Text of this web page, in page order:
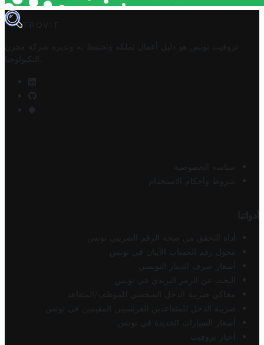
TROVIT
تروفيت تونس هو دليل أعمال تملكه وتحتفظ به وتديره
شركة مخزن
التكنولوجيا
سياسة الخصوصية
شروط وأحكام الاستخدام
أدواتنا
أداة التحقق من صحة الرقم الضريبي تونس
محول رقم الحساب الآيبان في تونس
أسعار صرف الدينار التونسي
البحث عن الرمز البريدي في تونس
محاكي ضريبة الدخل الشخصي للموظف/المتقاعد
ضريبة الدخل للمتقاعدين الفرنسيين المقيمين في تونس
أسعار السيارات الجديدة في تونس
أخبار تروفيت